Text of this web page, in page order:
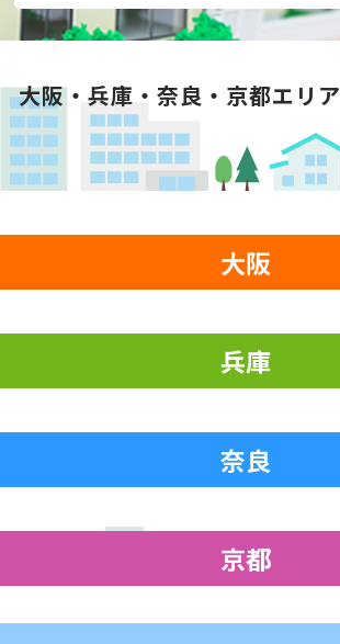
大阪・兵庫・奈良・京都エリア
大阪
兵庫
奈良
京都